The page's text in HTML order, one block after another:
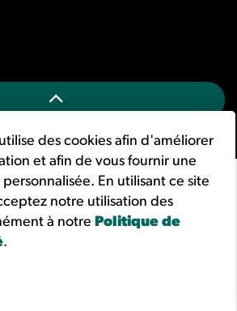
des cookies afin d'améliorer
et afin de vous fournir une
En utilisant ce site
notre utilisation des
à notre Politique de
.